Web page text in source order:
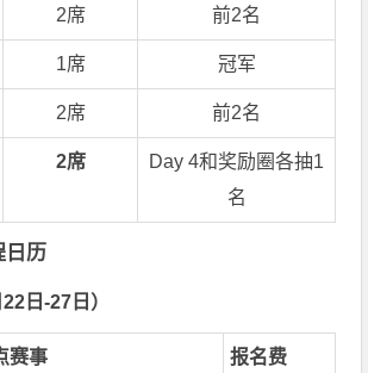
2席 前2名
1席 冠军
2席 前2名
2席
Day 4和奖励圈各抽1
名
日历
日-27日）
赛事 报名费